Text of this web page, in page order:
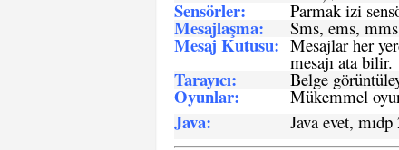
Sensörler: Parmak izi
Mesajlaşma: Sms, ems,
Mesaj Kutusu: Mesajlar her
mesajı ata bilir.
Tarayıcı: Belge
Oyunlar: Mükemmel
Java: Java evet,